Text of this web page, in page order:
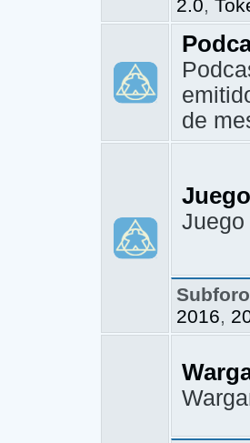
2.0,
de
2016,